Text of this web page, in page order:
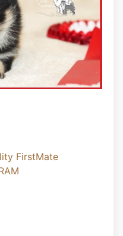
FirstMate